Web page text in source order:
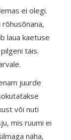
ei olegi.
laua kaetuse
täis.
juurde
või nuti
mis ruumi ei
näha,